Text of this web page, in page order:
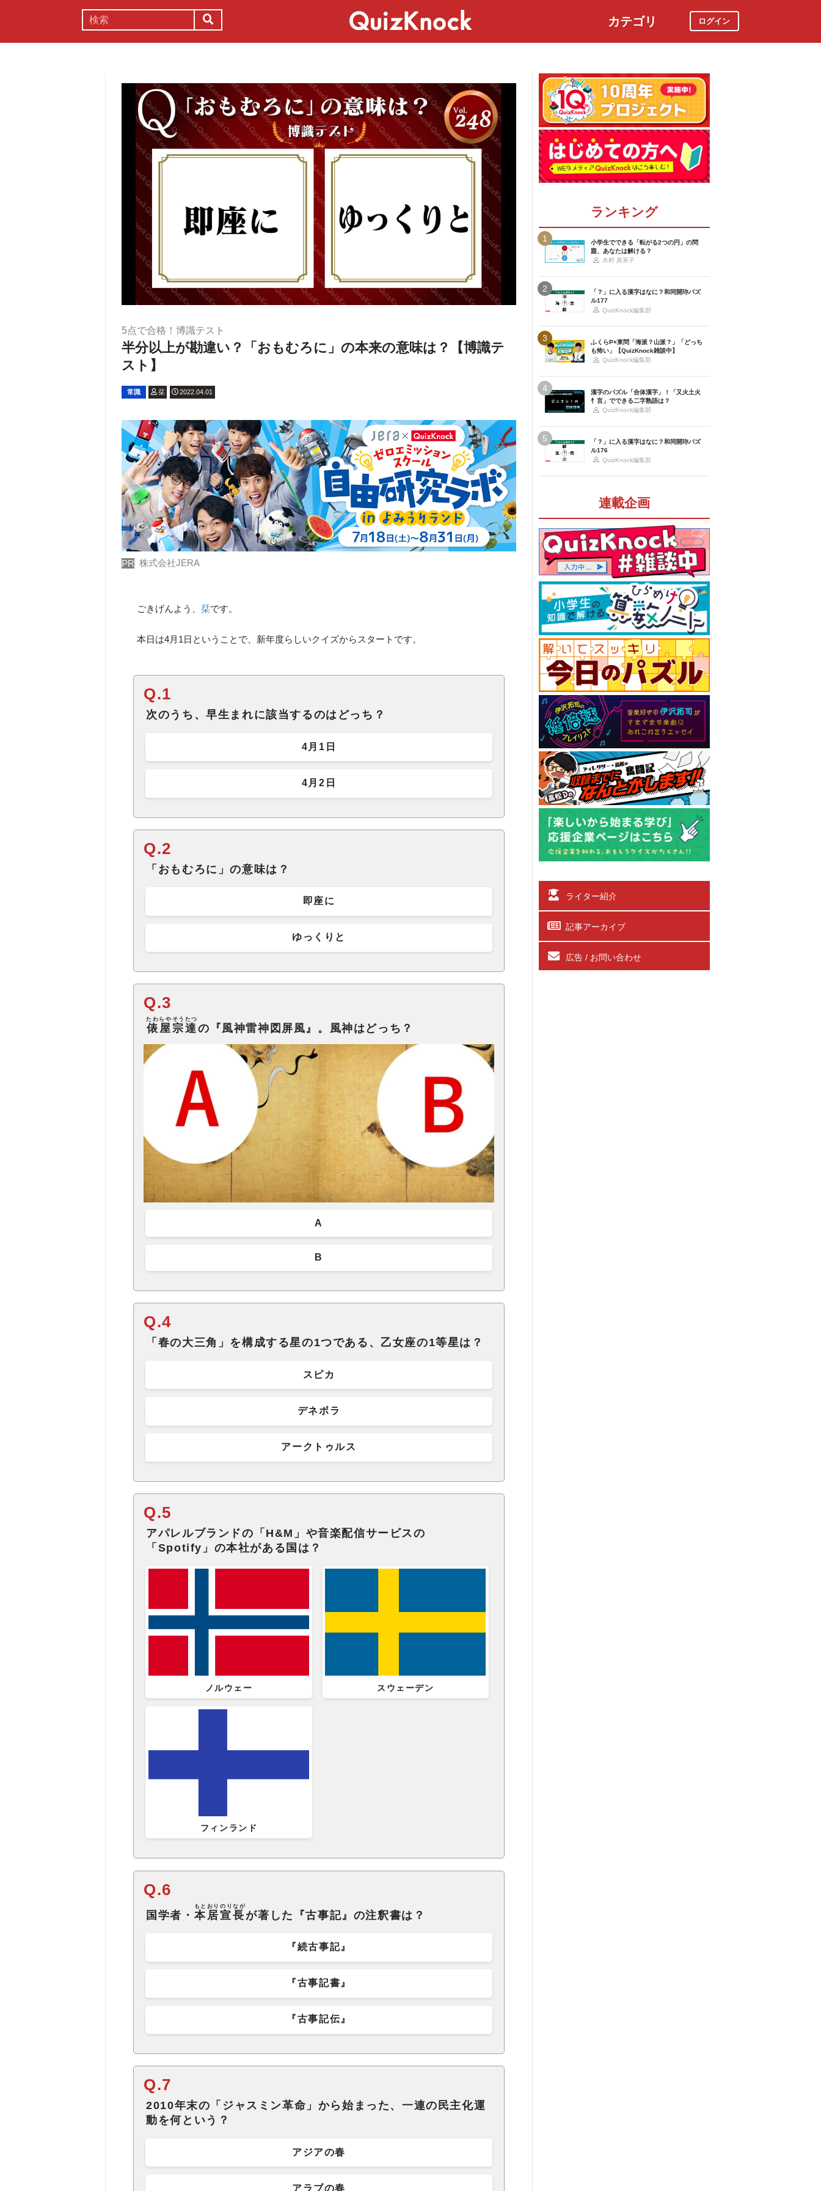
カテゴリ ログイン
5点で合格！博識テスト
半分以上が勘違い？「おもむろに」の本来の意味は？【博識テ
スト】
常識 栞 2022.04.01
PR 株式会社JERA
ごきげんよう、 栞です。
本日は4月1日ということで、新年度らしいクイズからスタートです。
Q.1
次のうち、早生まれに該当するのはどっち？
4月1日
4月2日
Q.2
「おもむろに」の意味は？
即座に
ゆっくりと
Q.3
俵屋宗達
たわらやそうたつ
の『風神雷神図屏風』。風神はどっち？
A
B
Q.4
「春の大三角」を構成する星の1つである、乙女座の1等星は？
スピカ
デネボラ
アークトゥルス
Q.5
アパレルブランドの「H&M」や音楽配信サービスの
「Spotify」の本社がある国は？
ノルウェー スウェーデン
フィンランド
Q.6
国学者・ 本居宣長
もとおりのりなが
が著した『古事記』の注釈書は？
『続古事記』
『古事記書』
『古事記伝』
Q.7
2010年末の「ジャスミン革命」から始まった、一連の民主化運
動を何という？
アジアの春
アラブの春
ランキング
1
小学生でできる「転がる2つの円」の問
題、あなたは解ける？
木村 真実子
2
「？」に入る漢字はなに？和同開珎パズ
ル177
QuizKnock編集部
3
ふくらP×東問「海派？山派？」「どっち
も怖い」【QuizKnock雑談中】
QuizKnock編集部
4
漢字のパズル「合体漢字」！「又火土火
忄言」でできる二字熟語は？
QuizKnock編集部
5
「？」に入る漢字はなに？和同開珎パズ
ル176
QuizKnock編集部
連載企画
ライター紹介
記事アーカイブ
広告 / お問い合わせ